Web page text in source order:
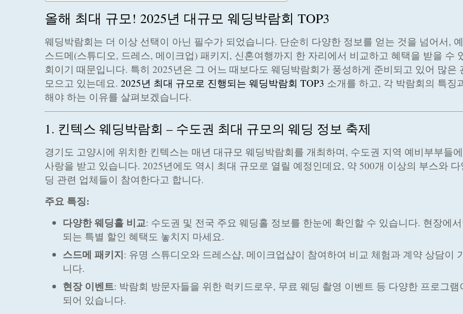
올해 최대 규모! 2025년 대규모 웨딩박람회 TOP3
웨딩박람회는 더 이상 선택이 아닌 필수가 되었습니다. 단순히 다양한 정보를 얻는 것을 넘어서,
스드메(스튜디오, 드레스, 메이크업) 패키지, 신혼여행까지 한 자리에서 비교하고 혜택을 받을 수
회이기 때문입니다. 특히 2025년은 그 어느 때보다도 웨딩박람회가 풍성하게 준비되고 있어 많은
모으고 있는데요. 2025년 최대 규모로 진행되는 웨딩박람회 TOP3 소개를 하고, 각 박람회의 특징
해야 하는 이유를 살펴보겠습니다.
1. 킨텍스 웨딩박람회 – 수도권 최대 규모의 웨딩 정보 축제
경기도 고양시에 위치한 킨텍스는 매년 대규모 웨딩박람회를 개최하며, 수도권 지역 예비부부들
사랑을 받고 있습니다. 2025년에도 역시 최대 규모로 열릴 예정인데요, 약 500개 이상의 부스와 다
딩 관련 업체들이 참여한다고 합니다.
주요 특징:
다양한 웨딩홀 비교: 수도권 및 전국 주요 웨딩홀 정보를 한눈에 확인할 수 있습니다. 현장에
되는 특별 할인 혜택도 놓치지 마세요.
스드메 패키지: 유명 스튜디오와 드레스샵, 메이크업샵이 참여하여 비교 체험과 계약 상담이
니다.
현장 이벤트: 박람회 방문자들을 위한 럭키드로우, 무료 웨딩 촬영 이벤트 등 다양한 프로그램
되어 있습니다.